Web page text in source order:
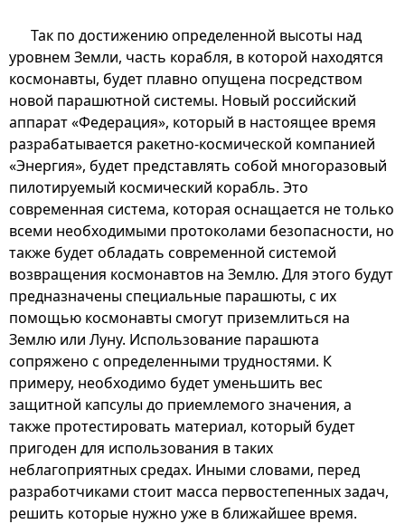
Так по достижению определенной высоты над
уровнем Земли, часть корабля, в которой находятся
космонавты, будет плавно опущена посредством
новой парашютной системы. Новый российский
аппарат «Федерация», который в настоящее время
разрабатывается ракетно-космической компанией
«Энергия», будет представлять собой многоразовый
пилотируемый космический корабль. Это
современная система, которая оснащается не только
всеми необходимыми протоколами безопасности, но
также будет обладать современной системой
возвращения космонавтов на Землю. Для этого будут
предназначены специальные парашюты, с их
помощью космонавты смогут приземлиться на
Землю или Луну. Использование парашюта
сопряжено с определенными трудностями. К
примеру, необходимо будет уменьшить вес
защитной капсулы до приемлемого значения, а
также протестировать материал, который будет
пригоден для использования в таких
неблагоприятных средах. Иными словами, перед
разработчиками стоит масса первостепенных задач,
решить которые нужно уже в ближайшее время.